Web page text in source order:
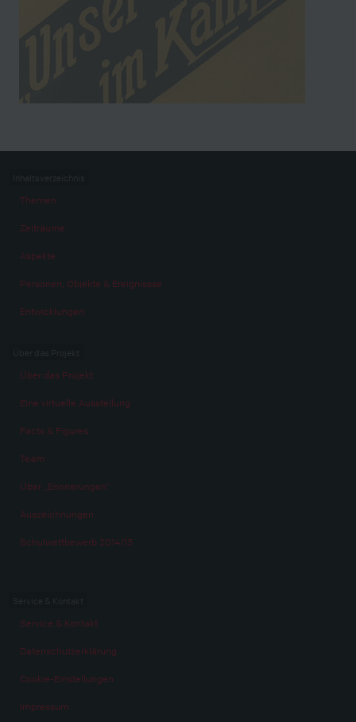
Themen
Zeiträume
Aspekte
Personen, Objekte & Ereignissse
Entwicklungen
Über das Projekt
Eine virtuelle Ausstellung
Facts & Figures
Team
Über „Erinnerungen“
Auszeichnungen
Schulwettbewerb 2014/15
Service & Kontakt
Datenschutzerklärung
Cookie-Einstellungen
Impressum